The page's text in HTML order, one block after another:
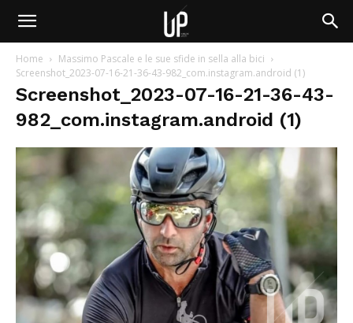
Home
Massimo Pascale e le sue sfide in sella alla bici
Screenshot_2023-07-16-21-36-43-982_com.instagram.android (1)
Screenshot_2023-07-16-21-36-43-
982_com.instagram.android (1)